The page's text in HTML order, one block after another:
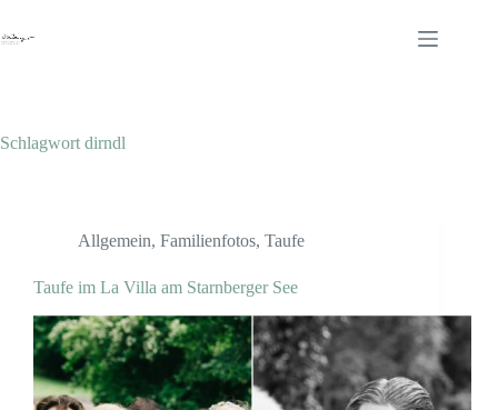
springen
Schlagwort dirndl
Allgemein, Familienfotos, Taufe
Taufe im La Villa am Starnberger See